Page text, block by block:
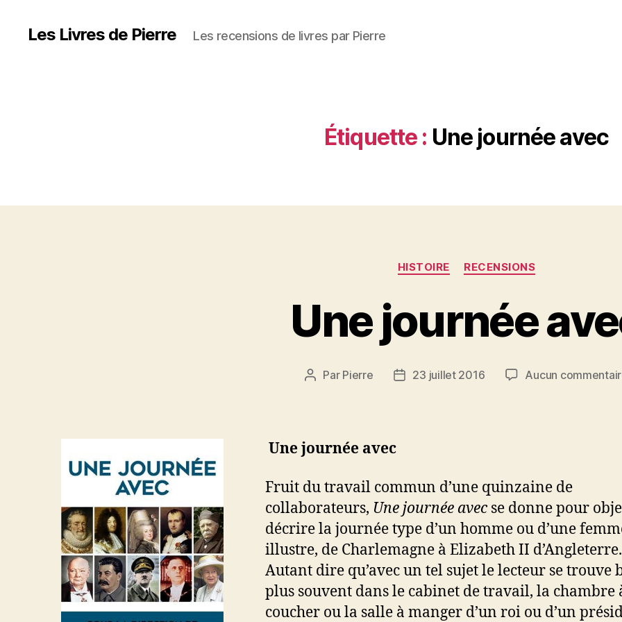
Les Livres de Pierre Les recensions de livres par Pierre
Étiquette : Une journée avec
Catégories
HISTOIRE RECENSIONS
Une journée
Auteur
Par Pierre
Date23 juillet 2016 Aucun
Une journée avec
Fruit du travail commun d’une quinzaine de
collaborateurs, Une journée avecse donne pour
décrire la journée type d’un homme ou d’une
illustre, de Charlemagne à Elizabeth II d’Angleterre.
Autant dire qu’avec un tel sujet le lecteur se trouve
plus souvent dans le cabinet de travail, la chambre
coucher ou la salle à manger d’un roi ou d’un